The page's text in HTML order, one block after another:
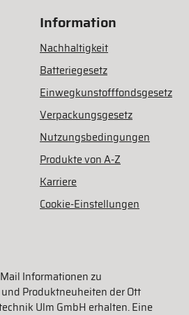
Information
Nachhaltigkeit
Batteriegesetz
Einwegkunstofffondsgesetz
Verpackungsgesetz
Nutzungsbedingungen
Produkte von A-Z
Karriere
Cookie-Einstellungen
Informationen zu
Produktneuheiten der Ott
Ulm GmbH erhalten. Eine